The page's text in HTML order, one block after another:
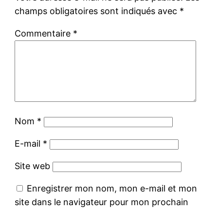
champs obligatoires sont indiqués avec *
Commentaire *
Nom *
E-mail *
Site web
Enregistrer mon nom, mon e-mail et mon
site dans le navigateur pour mon prochain